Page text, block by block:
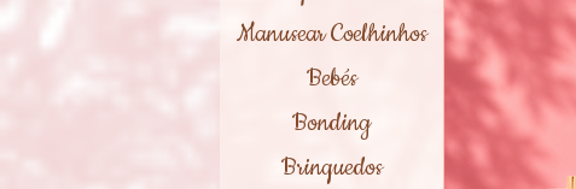
Manusear Coelhinhos
Bebés
Bonding
Brinquedos